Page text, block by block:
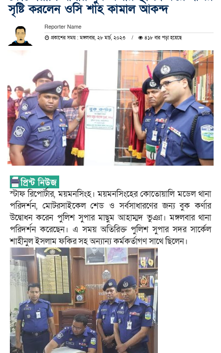
সৃষ্টি করলেন ওসি শাহ কামাল আকন্দ
Reporter Name
প্রকাশের সময় : মঙ্গলবার, ২৮ মার্চ, ২০২৩ ৪১৮ বার পড়া হয়েছে
স্টাফ রিপোর্টার, ময়মনসিংহ। ময়মনসিংহের কোতোয়ালি মডেল থানা
পরিদর্শন, মোটরসাইকেল শেড ও সর্বসাধারণের জন্য বুক কর্ণার
উদ্বোধন করেন পুলিশ সুপার মাছুম আহাম্মদ ভুঞা। মঙ্গলবার থানা
পরিদর্শন করেছেন। এ সময় অতিরিক্ত পুলিশ সুপার সদর সার্কেল
শাহীনুল ইসলাম ফকির সহ অন্যান্য কর্মকর্তাগণ সাথে ছিলেন।